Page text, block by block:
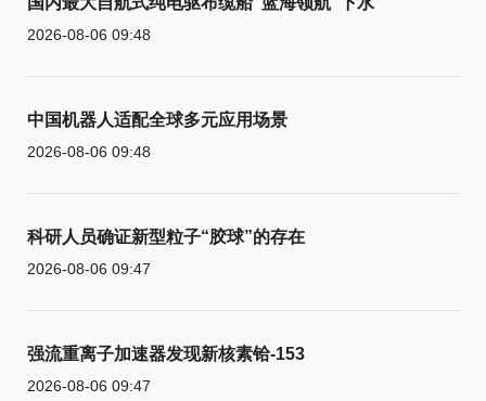
2026-08-06 09:48
中国机器人适配全球多元应用场景
2026-08-06 09:48
科研人员确证新型粒子“胶球”的存在
2026-08-06 09:47
强流重离子加速器发现新核素铪-153
2026-08-06 09:47